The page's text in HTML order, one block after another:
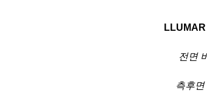
전면
측후